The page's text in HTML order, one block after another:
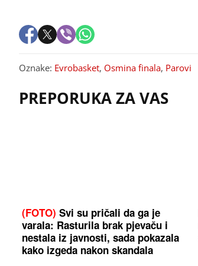
Oznake: Evrobasket, Osmina finala, Parovi
PREPORUKA ZA VAS
(FOTO) Svi su pričali da ga je
varala: Rasturila brak pjevaču i
nestala iz javnosti, sada pokazala
kako izgeda nakon skandala